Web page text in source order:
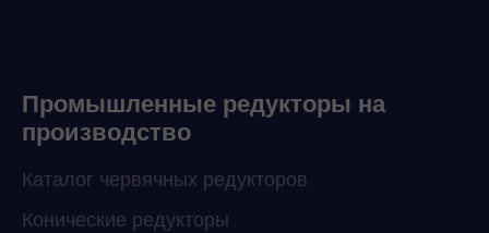
Промышленные редукторы на
производство
Каталог червячных редукторов
Конические редукторы